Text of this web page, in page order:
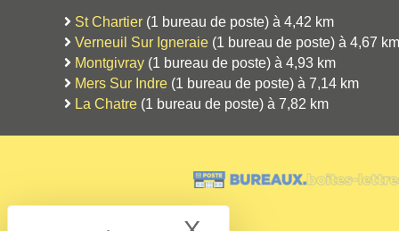
St Chartier (1 bureau de poste) à 4,42 km
Verneuil Sur Igneraie (1 bureau de poste) à 4,67 km
Montgivray (1 bureau de poste) à 4,93 km
Mers Sur Indre (1 bureau de poste) à 7,14 km
La Chatre (1 bureau de poste) à 7,82 km